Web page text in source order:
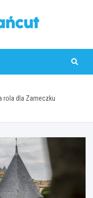
rola dla Zameczku